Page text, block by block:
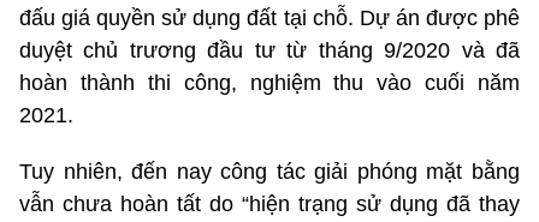
đấu giá quyền sử dụng đất tại chỗ. Dự án được phê
duyệt chủ trương đầu tư từ tháng 9/2020 và đã
hoàn thành thi công, nghiệm thu vào cuối năm
2021.
Tuy nhiên, đến nay công tác giải phóng mặt bằng
vẫn chưa hoàn tất do “hiện trạng sử dụng đã thay